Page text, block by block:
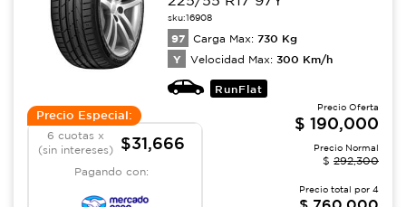
sku:16908
97 Carga Max: 730 Kg
Y Velocidad Max: 300 Km/h
RunFlat
Precio Especial:
6 cuotas x
(sin intereses)
$31,666
Pagando con:
Precio Oferta
$ 190,000
Precio Normal
$ 292,300
Precio total por 4